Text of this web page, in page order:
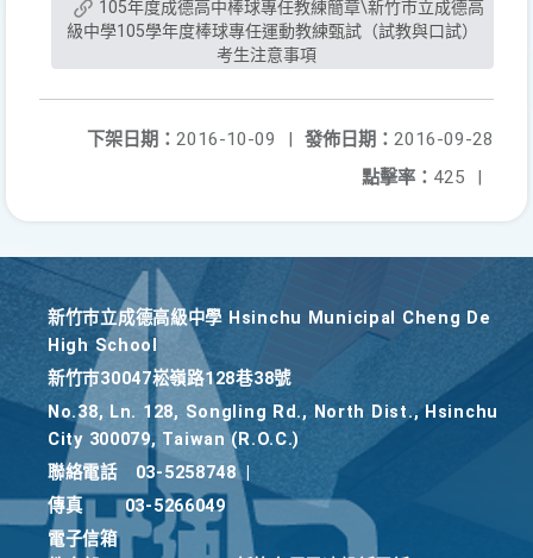
級中學105學年度棒球專任運動教練甄試（試教與口試）
考生注意事項
發佈日期： 2016-09-28
下架日期： 2016-10-09
|
點擊率： 425 |
新竹巿立成德高級中學 Hsinchu Municipal Cheng De
High School
新竹巿30047崧嶺路128巷38號
No.38, Ln. 128, Songling Rd., North Dist., Hsinchu
City 300079, Taiwan (R.O.C.)
聯絡電話
03-5258748
傳真
03-5266049
電子信箱